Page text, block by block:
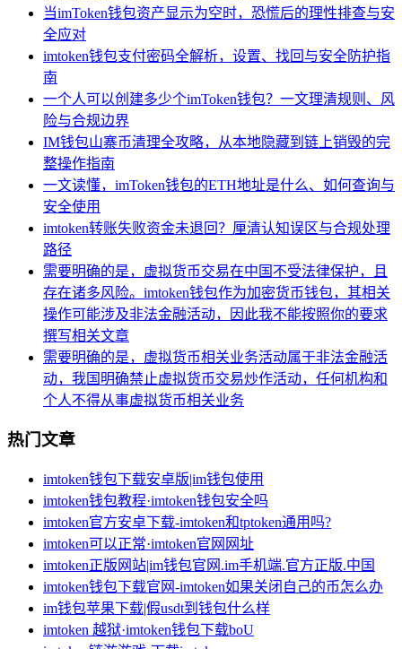
当imToken钱包资产显示为空时，恐慌后的理性排查与安
全应对
imtoken钱包支付密码全解析，设置、找回与安全防护指
南
一个人可以创建多少个imToken钱包？一文理清规则、风
险与合规边界
IM钱包山寨币清理全攻略，从本地隐藏到链上销毁的完
整操作指南
一文读懂，imToken钱包的ETH地址是什么、如何查询与
安全使用
imtoken转账失败资金未退回？厘清认知误区与合规处理
路径
需要明确的是，虚拟货币交易在中国不受法律保护，且
存在诸多风险。imtoken钱包作为加密货币钱包，其相关
操作可能涉及非法金融活动，因此我不能按照你的要求
撰写相关文章
需要明确的是，虚拟货币相关业务活动属于非法金融活
动，我国明确禁止虚拟货币交易炒作活动，任何机构和
个人不得从事虚拟货币相关业务
热门文章
imtoken钱包下载安卓版|im钱包使用
imtoken钱包教程·imtoken钱包安全吗
imtoken官方安卓下载-imtoken和tptoken通用吗?
imtoken可以正常·imtoken官网网址
imtoken正版网站|im钱包官网.im手机端.官方正版.中国
imtoken钱包下载官网-imtoken如果关闭自己的币怎么办
im钱包苹果下载|假usdt到钱包什么样
imtoken 越狱·imtoken钱包下载boU